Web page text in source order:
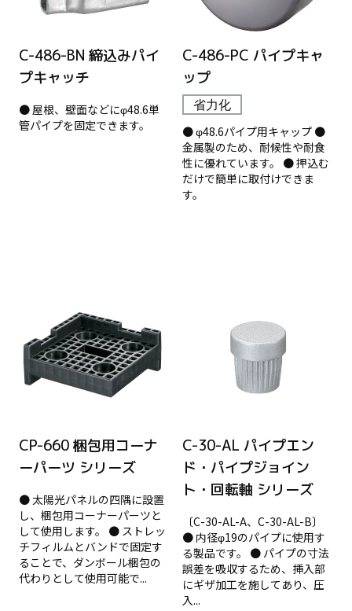
C-486-BN 締込みパイ
プキャッチ
● 屋根、壁面などにφ48.6単
管パイプを固定できます。
C-486-PC パイプキャ
ップ
省力化
● φ48.6パイプ用キャップ ●
金属製のため、耐候性や耐食
性に優れています。 ● 押込む
だけで簡単に取付けできま
す。
CP-660 梱包用コーナ
ーパーツ シリーズ
● 太陽光パネルの四隅に設置
し、梱包用コーナーパーツと
して使用します。 ● ストレッ
チフィルムとバンドで固定す
ることで、ダンボール梱包の
代わりとして使用可能で...
C-30-AL パイプエン
ド・パイプジョイン
ト・回転軸 シリーズ
〔C-30-AL-A、C-30-AL-B〕
● 内径φ19のパイプに使用す
る製品です。 ● パイプの寸法
誤差を吸収するため、挿入部
にギザ加工を施してあり、圧
入...